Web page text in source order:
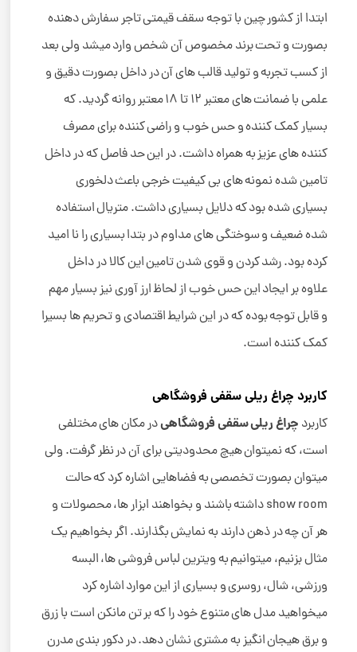
ابتدا از کشور چین با توجه سقف قیمتی تاجر سفارش دهنده
بصورت و تحت برند مخصوص آن شخص وارد میشد ولی بعد
از کسب تجربه و تولید قالب های آن در داخل بصورت دقیق و
علمی با ضمانت های معتبر 12 تا 18 معتبر روانه گردید. که
بسیار کمک کننده و حس خوب و راضی کننده برای مصرف
کننده های عزیز به همراه داشت. در این حد فاصل که در داخل
تامین شده نمونه های بی کیفیت خرجی باعث دلخوری
بسیاری شده بود که دلایل بسیاری داشت. متریال استفاده
شده ضعیف و سوختگی های مداوم در بتدا بسیاری را نا امید
کرده بود. رشد کردن و قوی شدن تامین این کالا در داخل
علاوه بر ایجاد این حس خوب از لحاظ ارز آوری نیز بسیار مهم
و قابل توجه بوده که در این شرایط اقتصادی و تحریم ها بسیرا
کمک کننده است.
کاربرد چراغ ریلی سقفی فروشگاهی
کاربرد چراغ ریلی سقفی فروشگاهیدر مکان های مختلفی
است، که نمیتوان هیچ محدودیتی برای آن در نظر گرفت. ولی
میتوان بصورت تخصصی به فضاهایی اشاره کرد که حالت
show room داشته باشند و بخواهند ابزار ها، محصولات و
هر آن چه در ذهن دارند به نمایش بگذارند. اگر بخواهیم یک
مثال بزنیم، میتوانیم به ویترین لباس فروشی ها، البسه
ورزشی، شال، روسری و بسیاری از این موارد اشاره کرد
میخواهید مدل های متنوع خود را که بر تن مانکن است با زرق
و برق هیجان انگیز به مشتری نشان دهد. در دکور بندی مدرن